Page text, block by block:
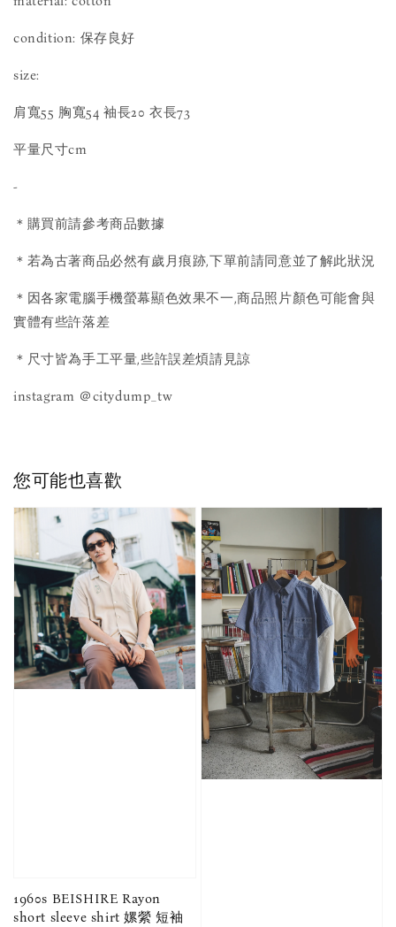
condition: 保存良好
size:
肩寬55 胸寬54 袖長20 衣長73
平量尺寸cm
-
＊購買前請參考商品數據
＊若為古著商品必然有歲月痕跡,下單前請同意並了解此狀況
＊因各家電腦手機螢幕顯色效果不一,商品照片顏色可能會與
實體有些許落差
＊尺寸皆為手工平量,些許誤差煩請見諒
instagram ＠citydump_tw
您可能也喜歡
1960s BEISHIRE Rayon
short sleeve shirt 嫘縈 短袖